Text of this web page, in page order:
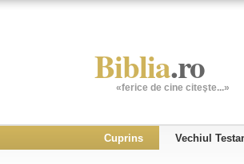
Biblia.ro
«ferice de cine citeşte...»
Cuprins Vechiul